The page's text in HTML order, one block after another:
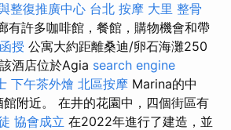
整復推廣中心 台北 按摩 大里 整骨
有許多咖啡館，餐館，購物機會和帶
授 公寓大約距離桑迪/卵石海灘250
該酒店位於Agia search engine
下午茶外燴 北區按摩 Marina的中
附近。 在井的花園中，四個街區有
協會成立 在2022年進行了建造，並